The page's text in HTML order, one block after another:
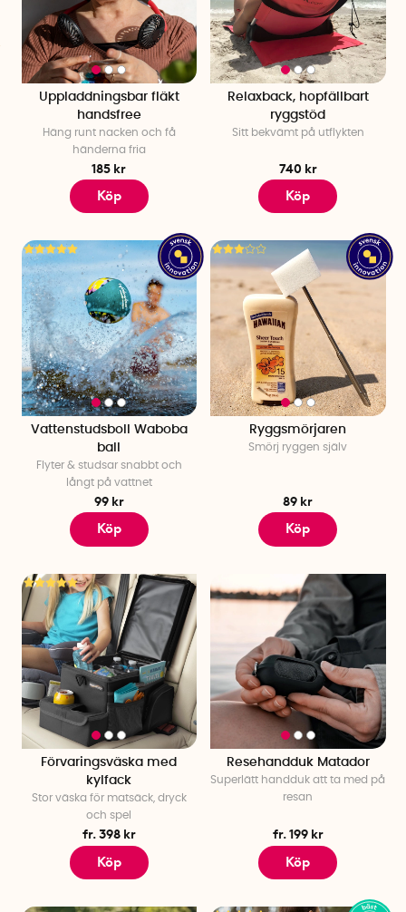
Uppladdningsbar fläkt
handsfree
Häng runt nacken och få
händerna fria
185 kr
Köp
Relaxback, hopfällbart
ryggstöd
Sitt bekvämt på utflykten
740 kr
Köp
Vattenstudsboll Waboba
ball
Flyter & studsar snabbt och
långt på vattnet
99 kr
Köp
Ryggsmörjaren
Smörj ryggen själv
89 kr
Köp
Förvaringsväska med
kylfack
Stor väska för matsäck, dryck
och spel
fr. 398 kr
Köp
Resehandduk Matador
Superlätt handduk att ta med på
resan
fr. 199 kr
Köp